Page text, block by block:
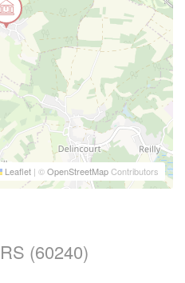
Leaflet | ©OpenStreetMapContributors
(60240)